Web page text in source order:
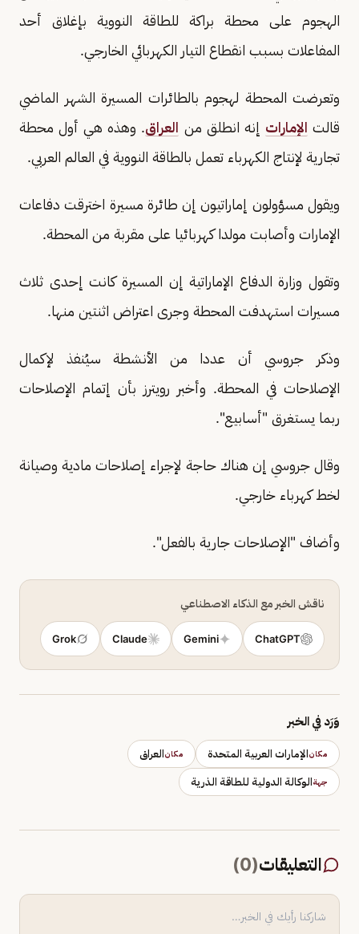
الهجوم على محطة براكة للطاقة النووية بإغلاق أحد
المفاعلات بسبب انقطاع التيار الكهربائي الخارجي.
وتعرضت المحطة لهجوم بالطائرات المسيرة الشهر الماضي
قالت الإمارات إنه انطلق من العراق. وهذه هي أول محطة
تجارية لإنتاج الكهرباء تعمل بالطاقة النووية في العالم العربي.
ويقول مسؤولون إماراتيون إن طائرة مسيرة اخترقت دفاعات
الإمارات وأصابت مولدا كهربائيا على مقربة من المحطة.
وتقول وزارة الدفاع الإماراتية إن المسيرة كانت إحدى ثلاث
مسيرات استهدفت المحطة وجرى اعتراض اثنتين منها.
وذكر جروسي أن عددا من الأنشطة سيُنفذ لإكمال
الإصلاحات في المحطة. وأخبر رويترز بأن إتمام الإصلاحات
ربما يستغرق "أسابيع".
وقال جروسي إن هناك حاجة لإجراء إصلاحات مادية وصيانة
لخط كهرباء خارجي.
وأضاف "الإصلاحات جارية بالفعل".
ناقش الخبر مع الذكاء الاصطناعي
ChatGPT
Gemini
Claude
Grok
وَرَد في الخبر
مكانالإمارات العربية المتحدة مكانالعراق
جهةالوكالة الدولية للطاقة الذرية
التعليقات(
0
)